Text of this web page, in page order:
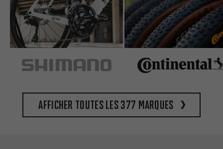
Afficher toutes les 377 marques